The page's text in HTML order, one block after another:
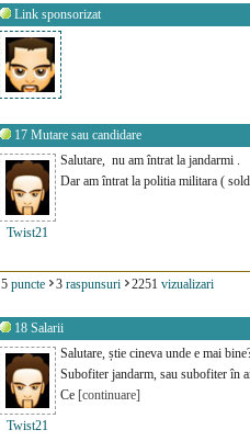
Link sponsorizat
17 Mutare sau candidare
Twist21
Salutare, nu am întrat la jandarmi .
Dar am întrat la politia militara (
5 puncte 3 raspunsuri 2251 vizualizari
18 Salarii
Twist21
Salutare, știe cineva unde e mai
Subofiter jandarm, sau subofiter în
Ce [continuare]